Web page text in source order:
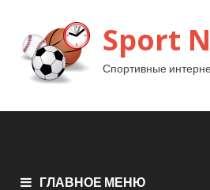
Sport
Спортивные
ГЛАВНОЕ МЕНЮ